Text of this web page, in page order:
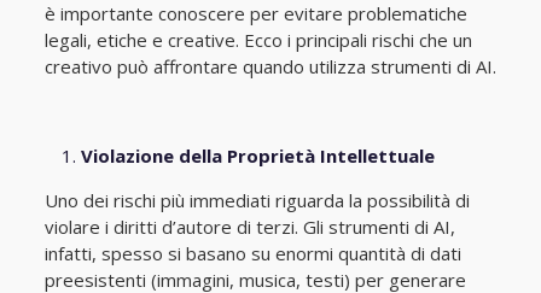
è importante conoscere per evitare problematiche
legali, etiche e creative. Ecco i principali rischi che un
creativo può affrontare quando utilizza strumenti di AI.
Violazione della Proprietà Intellettuale
Uno dei rischi più immediati riguarda la possibilità di
violare i diritti d’autore di terzi. Gli strumenti di AI,
infatti, spesso si basano su enormi quantità di dati
preesistenti (immagini, musica, testi) per generare